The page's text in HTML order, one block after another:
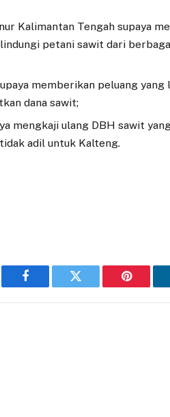
Kalimantan Tengah supaya
petani sawit dari
memberikan peluang
dana sawit;
mengkaji ulang DBH sawit
adil untuk Kalteng.
Facebook Twitter Pinterest